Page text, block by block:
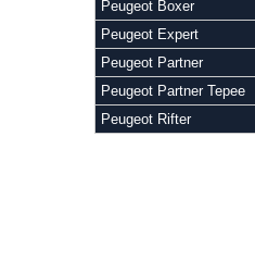
Peugeot Boxer
Peugeot Expert
Peugeot Partner
Peugeot Partner Tepee
Peugeot Rifter